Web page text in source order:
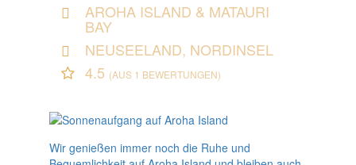
AROHA ISLAND & MATAURI
BAY
NEUSEELAND, NORDINSEL
4.5 (AUS 1 BEWERTUNGEN)
Wir genießen immer noch die Ruhe und